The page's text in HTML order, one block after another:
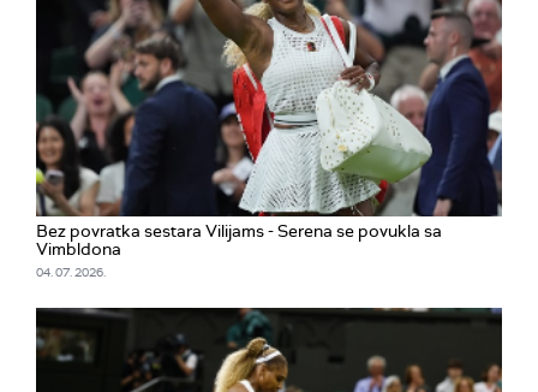
Bez povratka sestara Vilijams - Serena se povukla sa
Vimbldona
04. 07. 2026.